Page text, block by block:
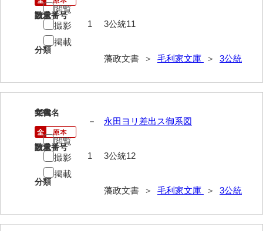
県庁伝来旧藩記録
山口小郡宰判記録
特定歴史公文書
行政資料
諸家文書
特設文庫
請求番号
3公統11
分類
藩政文書 ＞ 毛利家文庫 ＞ 3公統
数量
1
閲覧
撮影
掲載
12
文書名
永田ヨリ差出ス御系図
請求番号
3公統12
分類
藩政文書 ＞ 毛利家文庫 ＞ 3公統
年代
－
数量
1
閲覧
撮影
掲載